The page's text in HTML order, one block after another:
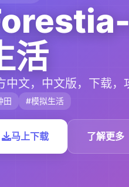
活
中文，中文版，下载，
田 #模拟生活
马上下载 了解更多